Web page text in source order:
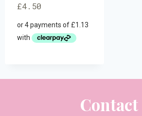
£4.50
Contact